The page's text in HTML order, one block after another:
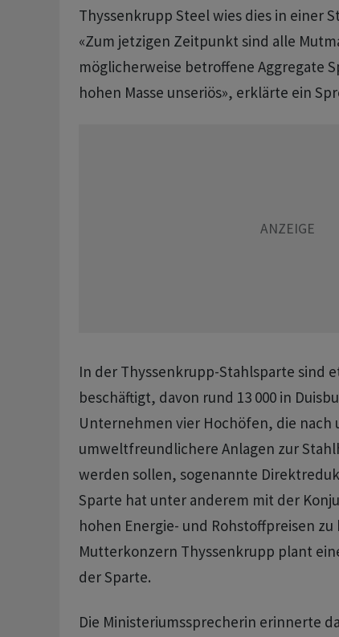
Thyssenkrupp Steel wies dies in einer
«Zum jetzigen Zeitpunkt sind alle
möglicherweise betroffene Aggregate
hohen Masse unseriös», erklärte ein
In der Thyssenkrupp-Stahlsparte sind
beschäftigt, davon rund 13 000 in
Unternehmen vier Hochöfen, die nach
umweltfreundlichere Anlagen zur
werden sollen, sogenannte
Sparte hat unter anderem mit der
hohen Energie- und Rohstoffpreisen
Mutterkonzern Thyssenkrupp plant
der Sparte.
Die Ministeriumssprecherin erinnerte